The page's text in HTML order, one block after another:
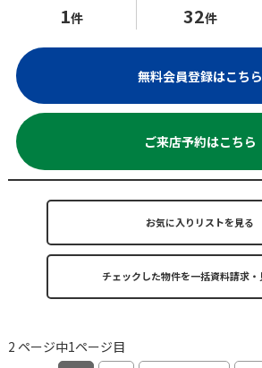
1件 32件
無料会員登録はこちら
ご来店予約はこちら
お気に入りリストを見る
2 ページ中1ページ目